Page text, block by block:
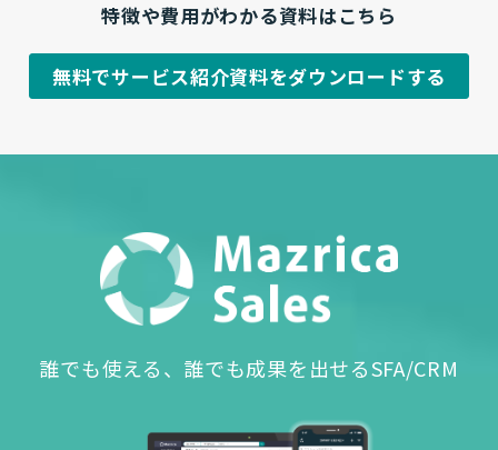
特徴や費用がわかる資料はこちら
無料でサービス紹介資料をダウンロードする
誰でも使える、誰でも成果を出せるSFA/CRM